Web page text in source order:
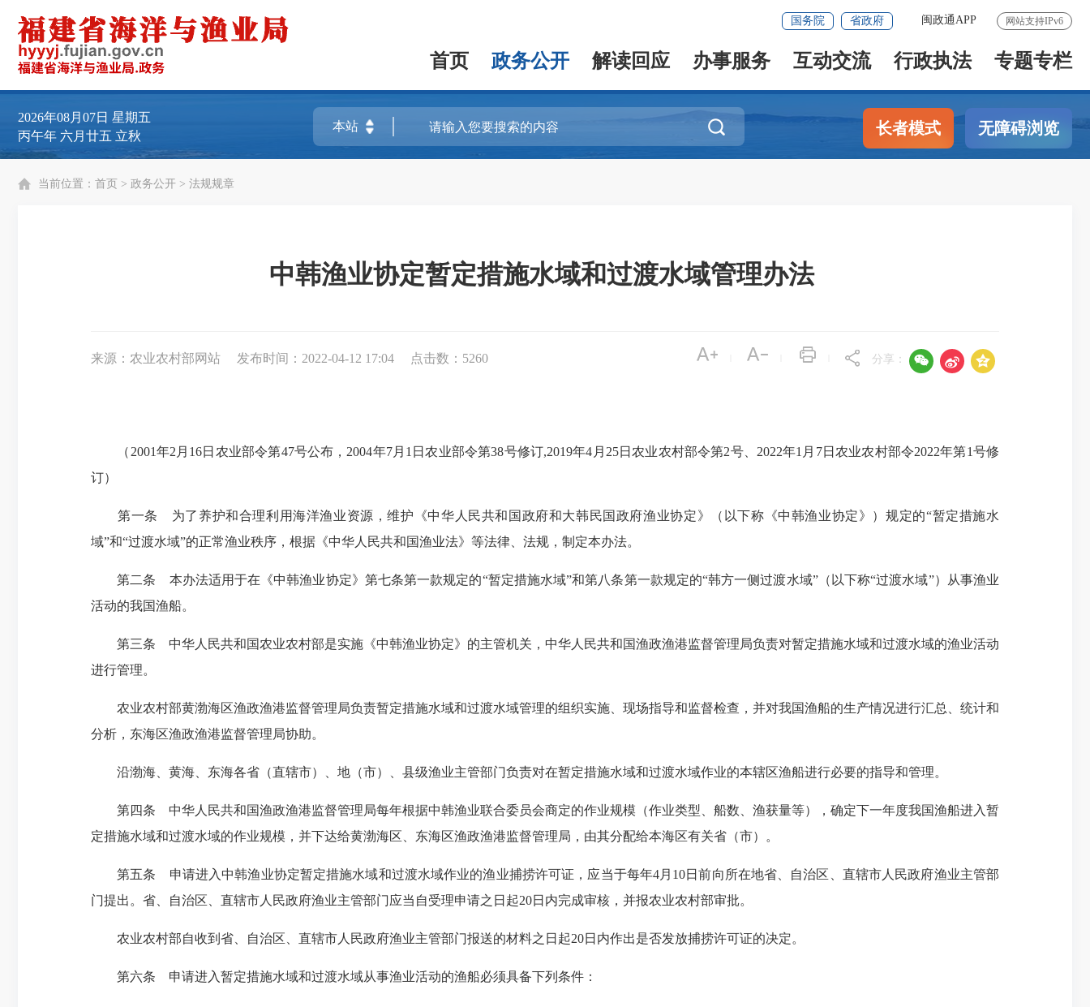
网站支持IPv6
闽政通APP
国务院 省政府
首页 政务公开 解读回应 办事服务 互动交流 行政执法 专题专栏
2026年08月07日 星期五
丙午年 六月廿五 立秋
 长者模式 无障碍浏览
当前位置： 首页 > 政务公开 > 法规规章
中韩渔业协定暂定措施水域和过渡水域管理办法
来源：农业农村部网站 发布时间：2022-04-12 17:04 点击数： 5260 分享：   
（2001年2月16日农业部令第47号公布，2004年7月1日农业部令第38号修订,2019年4月25日农业农村部令第2号、2022年1月7日农业农村部令2022年第1号修
订）
第一条 为了养护和合理利用海洋渔业资源，维护《中华人民共和国政府和大韩民国政府渔业协定》（以下称《中韩渔业协定》）规定的“暂定措施水
域”和“过渡水域”的正常渔业秩序，根据《中华人民共和国渔业法》等法律、法规，制定本办法。
第二条 本办法适用于在《中韩渔业协定》第七条第一款规定的“暂定措施水域”和第八条第一款规定的“韩方一侧过渡水域”（以下称“过渡水域”）从事渔业
活动的我国渔船。
第三条 中华人民共和国农业农村部是实施《中韩渔业协定》的主管机关，中华人民共和国渔政渔港监督管理局负责对暂定措施水域和过渡水域的渔业活动
进行管理。
农业农村部黄渤海区渔政渔港监督管理局负责暂定措施水域和过渡水域管理的组织实施、现场指导和监督检查，并对我国渔船的生产情况进行汇总、统计和
分析，东海区渔政渔港监督管理局协助。
沿渤海、黄海、东海各省（直辖市）、地（市）、县级渔业主管部门负责对在暂定措施水域和过渡水域作业的本辖区渔船进行必要的指导和管理。
第四条 中华人民共和国渔政渔港监督管理局每年根据中韩渔业联合委员会商定的作业规模（作业类型、船数、渔获量等），确定下一年度我国渔船进入暂
定措施水域和过渡水域的作业规模，并下达给黄渤海区、东海区渔政渔港监督管理局，由其分配给本海区有关省（市）。
第五条 申请进入中韩渔业协定暂定措施水域和过渡水域作业的渔业捕捞许可证，应当于每年4月10日前向所在地省、自治区、直辖市人民政府渔业主管部
门提出。省、自治区、直辖市人民政府渔业主管部门应当自受理申请之日起20日内完成审核，并报农业农村部审批。
农业农村部自收到省、自治区、直辖市人民政府渔业主管部门报送的材料之日起20日内作出是否发放捕捞许可证的决定。
第六条 申请进入暂定措施水域和过渡水域从事渔业活动的渔船必须具备下列条件：